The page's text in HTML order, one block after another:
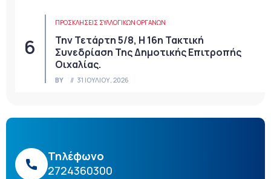
ΠΡΟΣΚΛΉΣΕΙΣ ΣΥΛΛΟΓΙΚΏΝ ΟΡΓΆΝΩΝ
Την Τετάρτη 5/8, Η 16η Τακτική
Συνεδρίαση Της Δημοτικής Επιτροπής
Οιχαλίας.
BY 31 ΙΟΥΛΊΟΥ, 2026
Τηλέφωνο
2724360300